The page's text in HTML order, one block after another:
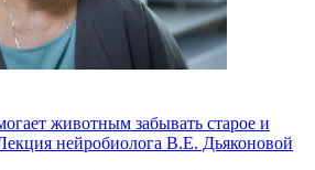
животным забывать старое и
нейробиолога В.Е. Дьяконовой